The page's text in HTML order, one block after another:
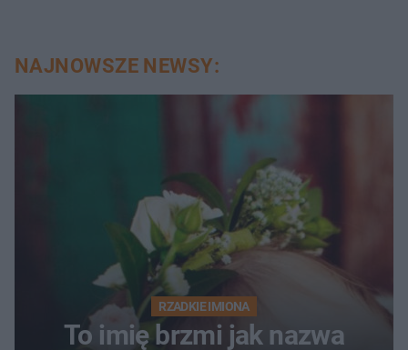
NAJNOWSZE NEWSY:
RZADKIE IMIONA
To imię brzmi jak nazwa